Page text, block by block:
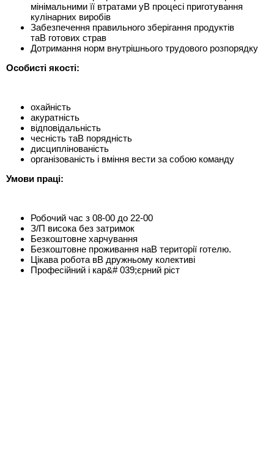
мінімальними її втратами уВ процесі приготування
кулінарних виробів
Забезпечення правильного зберігання продуктів
таВ готових страв
Дотримання норм внутрішнього трудового розпорядку
Особисті якості:
охайність
акуратність
відповідальність
чесність таВ порядність
дисциплінованість
організованість і вміння вести за собою команду
Умови праці:
Робочий час з 08-00 до 22-00
З/П висока без затримок
Безкоштовне харчування
Безкоштовне проживання наВ території готелю.
Цікава робота вВ дружньому колективі
Професійний і кар&# 039;єрний рiст